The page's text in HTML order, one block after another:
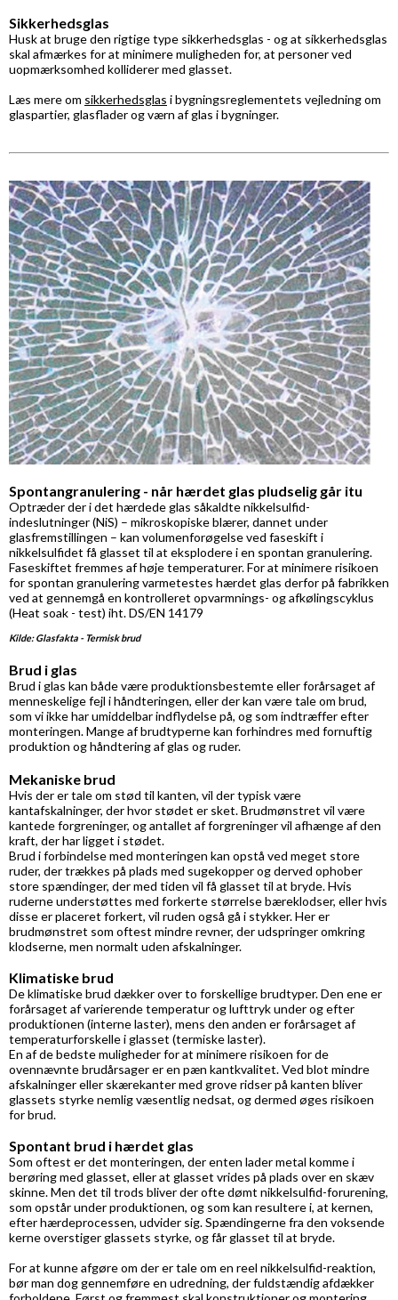
Sikkerhedsglas
Husk at bruge den rigtige type sikkerhedsglas - og at sikkerhedsglas
skal afmærkes for at minimere muligheden for, at personer ved
uopmærksomhed kolliderer med glasset.
Læs mere om sikkerhedsglas i bygningsreglementets vejledning om
glaspartier, glasflader og værn af glas i bygninger.
Spontangranulering - når hærdet glas pludselig går itu
Optræder der i det hærdede glas såkaldte nikkelsulfid-
indeslutninger (NiS) – mikroskopiske blærer, dannet under
glasfremstillingen – kan volumenforøgelse ved faseskift i
nikkelsulfidet få glasset til at eksplodere i en spontan granulering.
Faseskiftet fremmes af høje temperaturer. For at minimere risikoen
for spontan granulering varmetestes hærdet glas derfor på fabrikken
ved at gennemgå en kontrolleret opvarmnings- og afkølingscyklus
(Heat soak - test) iht. DS/EN 14179
Kilde: Glasfakta - Termisk brud
Brud i glas
Brud i glas kan både være produktionsbestemte eller forårsaget af
menneskelige fejl i håndteringen, eller der kan være tale om brud,
som vi ikke har umiddelbar indflydelse på, og som indtræffer efter
monteringen. Mange af brudtyperne kan forhindres med fornuftig
produktion og håndtering af glas og ruder.
Mekaniske brud
Hvis der er tale om stød til kanten, vil der typisk være
kantafskalninger, der hvor stødet er sket. Brudmønstret vil være
kantede forgreninger, og antallet af forgreninger vil afhænge af den
kraft, der har ligget i stødet.
Brud i forbindelse med monteringen kan opstå ved meget store
ruder, der trækkes på plads med sugekopper og derved ophober
store spændinger, der med tiden vil få glasset til at bryde. Hvis
ruderne understøttes med forkerte størrelse bæreklodser, eller hvis
disse er placeret forkert, vil ruden også gå i stykker. Her er
brudmønstret som oftest mindre revner, der udspringer omkring
klodserne, men normalt uden afskalninger.
Klimatiske brud
De klimatiske brud dækker over to forskellige brudtyper. Den ene er
forårsaget af varierende temperatur og lufttryk under og efter
produktionen (interne laster), mens den anden er forårsaget af
temperaturforskelle i glasset (termiske laster).
En af de bedste muligheder for at minimere risikoen for de
ovennævnte brudårsager er en pæn kantkvalitet. Ved blot mindre
afskalninger eller skærekanter med grove ridser på kanten bliver
glassets styrke nemlig væsentlig nedsat, og dermed øges risikoen
for brud.
Spontant brud i hærdet glas
Som oftest er det monteringen, der enten lader metal komme i
berøring med glasset, eller at glasset vrides på plads over en skæv
skinne. Men det til trods bliver der ofte dømt nikkelsulfid-forurening,
som opstår under produktionen, og som kan resultere i, at kernen,
efter hærdeprocessen, udvider sig. Spændingerne fra den voksende
kerne overstiger glassets styrke, og får glasset til at bryde.
For at kunne afgøre om der er tale om en reel nikkelsulfid-reaktion,
bør man dog gennemføre en udredning, der fuldstændig afdækker